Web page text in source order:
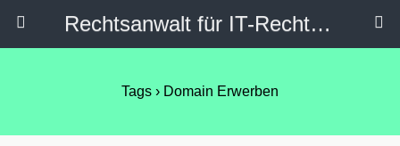
Rechtsanwalt für IT-Recht, Internetrecht, Datenschutz & Social Media
Tags › Domain Erwerben